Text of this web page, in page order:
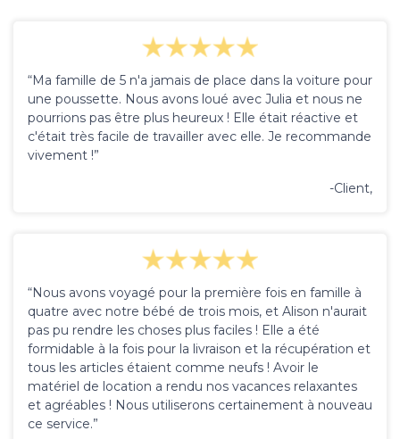
“Ma famille de 5 n'a jamais de place dans la voiture pour
une poussette. Nous avons loué avec Julia et nous ne
pourrions pas être plus heureux ! Elle était réactive et
c'était très facile de travailler avec elle. Je recommande
vivement !”
-Client,
“Nous avons voyagé pour la première fois en famille à
quatre avec notre bébé de trois mois, et Alison n'aurait
pas pu rendre les choses plus faciles ! Elle a été
formidable à la fois pour la livraison et la récupération et
tous les articles étaient comme neufs ! Avoir le
matériel de location a rendu nos vacances relaxantes
et agréables ! Nous utiliserons certainement à nouveau
ce service.”